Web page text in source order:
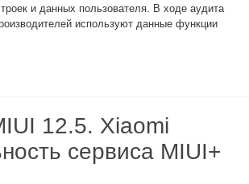
и данных пользователя. В ходе аудита
используют данные функции
12.5. Xiaomi
сервиса MIUI+